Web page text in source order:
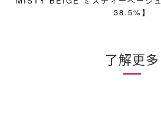
38.5% 】
了解更多